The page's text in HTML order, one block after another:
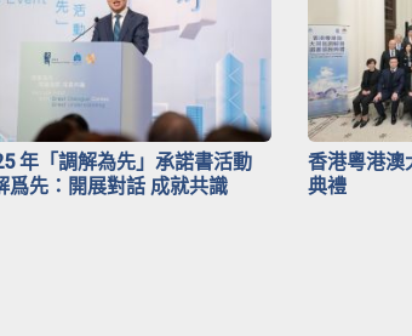
年「調解為先」承諾書活動
爲先：開展對話 成就共識
香港粵港澳
典禮